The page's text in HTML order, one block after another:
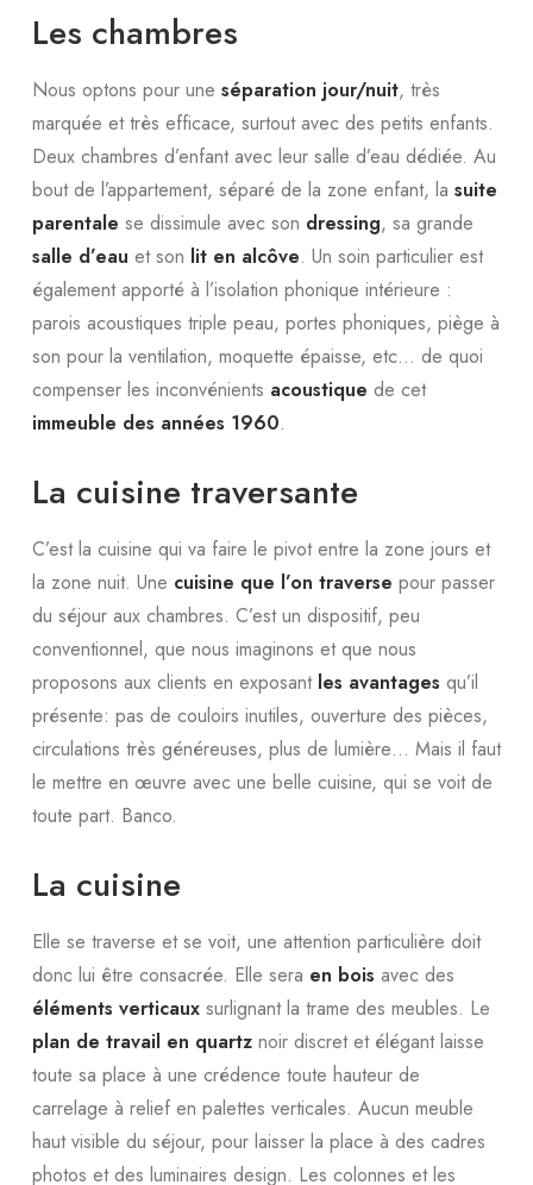
Les chambres
Nous optons pour une séparation jour/nuit, très
marquée et très efficace, surtout avec des petits enfants.
Deux chambres d’enfant avec leur salle d’eau dédiée. Au
bout de l’appartement, séparé de la zone enfant, la suite
parentale se dissimule avec son dressing, sa grande
salle d’eau et son lit en alcôve. Un soin particulier est
également apporté à l’isolation phonique intérieure :
parois acoustiques triple peau, portes phoniques, piège à
son pour la ventilation, moquette épaisse, etc… de quoi
compenser les inconvénients acoustique de cet
immeuble des années 1960.
La cuisine traversante
C’est la cuisine qui va faire le pivot entre la zone jours et
la zone nuit. Une cuisine que l’on traverse pour passer
du séjour aux chambres. C’est un dispositif, peu
conventionnel, que nous imaginons et que nous
proposons aux clients en exposant les avantages qu’il
présente: pas de couloirs inutiles, ouverture des pièces,
circulations très généreuses, plus de lumière… Mais il faut
le mettre en œuvre avec une belle cuisine, qui se voit de
toute part. Banco.
La cuisine
Elle se traverse et se voit, une attention particulière doit
donc lui être consacrée. Elle sera en bois avec des
éléments verticaux surlignant la trame des meubles. Le
plan de travail en quartz noir discret et élégant laisse
toute sa place à une crédence toute hauteur de
carrelage à relief en palettes verticales. Aucun meuble
haut visible du séjour, pour laisser la place à des cadres
photos et des luminaires design. Les colonnes et les